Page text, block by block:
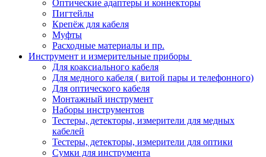
Оптические адаптеры и коннекторы
Пигтейлы
Крепёж для кабеля
Муфты
Расходные материалы и пр.
Инструмент и измерительные приборы
Для коаксиального кабеля
Для медного кабеля ( витой пары и телефонного)
Для оптического кабеля
Монтажный инструмент
Наборы инструментов
Тестеры, детекторы, измерители для медных
кабелей
Тестеры, детекторы, измерители для оптики
Сумки для инструмента